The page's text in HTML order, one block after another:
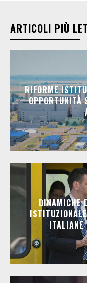
ARTICOLI PIÙ
RIFORME
DINAMICHE